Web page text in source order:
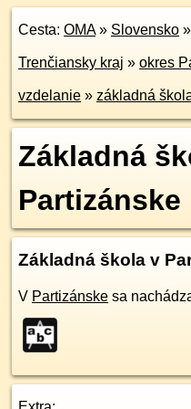
Cesta: OMA» Slovensko »
Trenčiansky kraj » okres
vzdelanie » základná
Základná
Partizánske
Základná škola v
V Partizánske sa